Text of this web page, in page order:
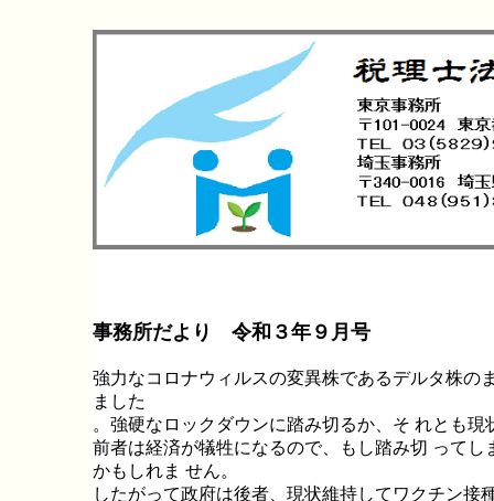
事務所だより 令和３年９月号
強力なコロナウィルスの変異株であるデルタ株の
ました
。強硬なロックダウンに踏み切るか、そ れとも
前者は経済が犠牲になるので、もし踏み切 って
かもしれま せん。
したがって政府は後者、現状維持してワクチン